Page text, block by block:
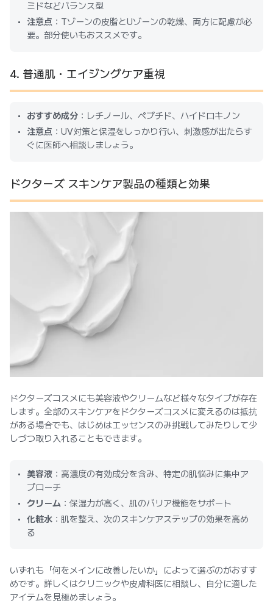
ミドなどバランス型
注意点 ：Tゾーンの皮脂とUゾーンの乾燥、両方に配慮が必
要。部分使いもおススメです。
4. 普通肌・エイジングケア重視
おすすめ成分 ：レチノール、ペプチド、ハイドロキノン
注意点 ：UV対策と保湿をしっかり行い、刺激感が出たらす
ぐに医師へ相談しましょう。
ドクターズ スキンケア製品の種類と効果
ドクターズコスメにも美容液やクリームなど様々なタイプが存在
します。全部のスキンケアをドクターズコスメに変えるのは抵抗
がある場合でも、はじめはエッセンスのみ挑戦してみたりして少
しづつ取り入れることもできます。
美容液 ：高濃度の有効成分を含み、特定の肌悩みに集中ア
プローチ
クリーム ：保湿力が高く、肌のバリア機能をサポート
化粧水 ：肌を整え、次のスキンケアステップの効果を高め
る
いずれも「何をメインに改善したいか」によって選ぶのがおすす
めです。詳しくはクリニックや皮膚科医に相談し、自分に適した
アイテムを見極めましょう。